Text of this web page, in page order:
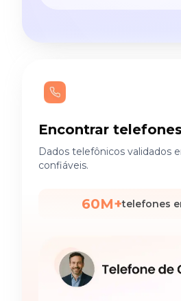
Encontrar telefones
Dados telefônicos validados
confiáveis.
60M+telefones